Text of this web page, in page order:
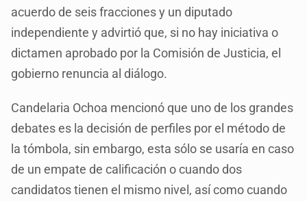
acuerdo de seis fracciones y un diputado
independiente y advirtió que, si no hay iniciativa o
dictamen aprobado por la Comisión de Justicia, el
gobierno renuncia al diálogo.
Candelaria Ochoa mencionó que uno de los grandes
debates es la decisión de perfiles por el método de
la tómbola, sin embargo, esta sólo se usaría en caso
de un empate de calificación o cuando dos
candidatos tienen el mismo nivel, así como cuando